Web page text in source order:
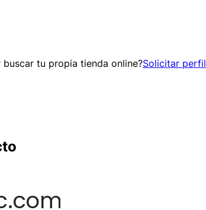
buscar tu propia tienda online?Solicitar perfil